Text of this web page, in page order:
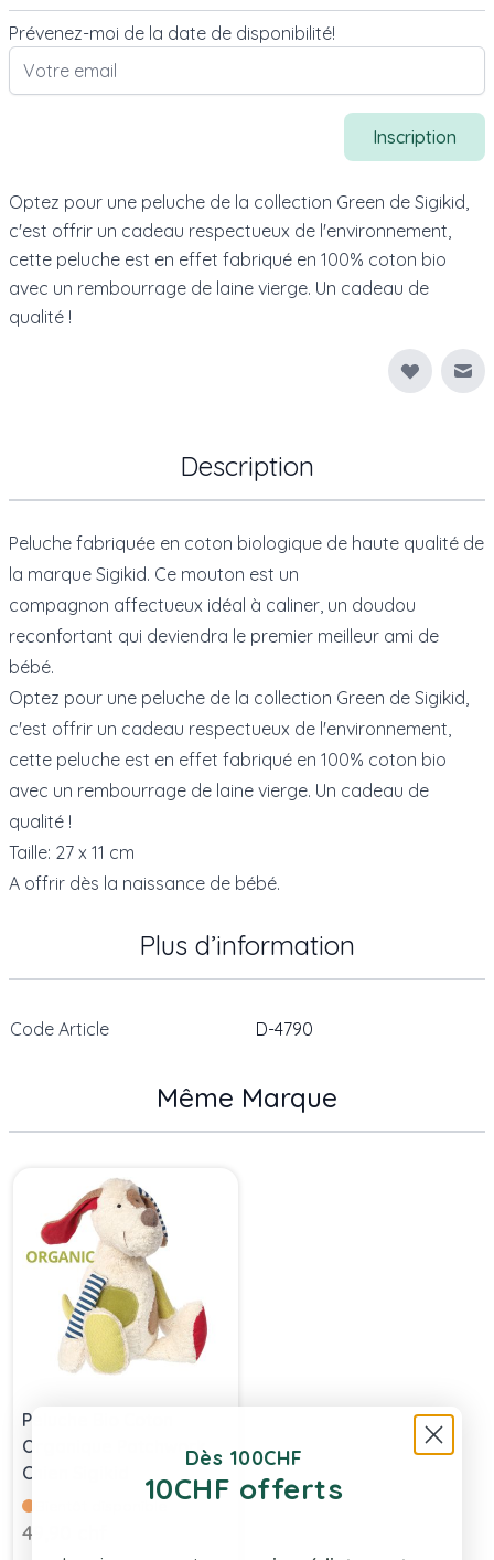
Prévenez-moi de la date de disponibilité!
Inscription
Optez pour une peluche de la collection Green de Sigikid,
c'est offrir un cadeau respectueux de l'environnement,
cette peluche est en effet fabriqué en 100% coton bio
avec un rembourrage de laine vierge. Un cadeau de
qualité !
Description
Peluche fabriquée en coton biologique de haute qualité de
la marque Sigikid. Ce mouton est un
compagnon affectueux idéal à caliner, un doudou
reconfortant qui deviendra le premier meilleur ami de
bébé.
Optez pour une peluche de la collection Green de Sigikid,
c'est offrir un cadeau respectueux de l'environnement,
cette peluche est en effet fabriqué en 100% coton bio
avec un rembourrage de laine vierge. Un cadeau de
qualité !
Taille: 27 x 11 cm
A offrir dès la naissance de bébé.
Plus d’information
Code Article D-4790
Même Marque
Peluche Bio Coton
Organique Patchwork
Chien Sigikid
Bientôt disponible
49,90 chf
Dès 100CHF
10CHF offerts